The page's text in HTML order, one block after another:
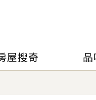
屋搜奇